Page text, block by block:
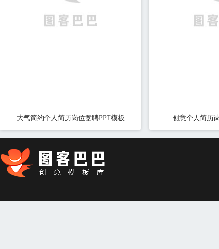
大气简约个人简历岗位竞聘PPT模板 创意个人简历